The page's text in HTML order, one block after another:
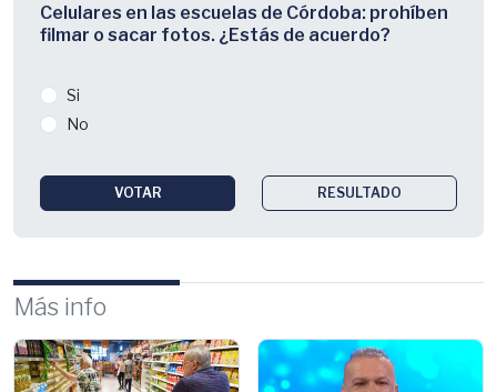
Celulares en las escuelas de Córdoba: prohíben
filmar o sacar fotos. ¿Estás de acuerdo?
Si
No
VOTAR RESULTADO
Más info